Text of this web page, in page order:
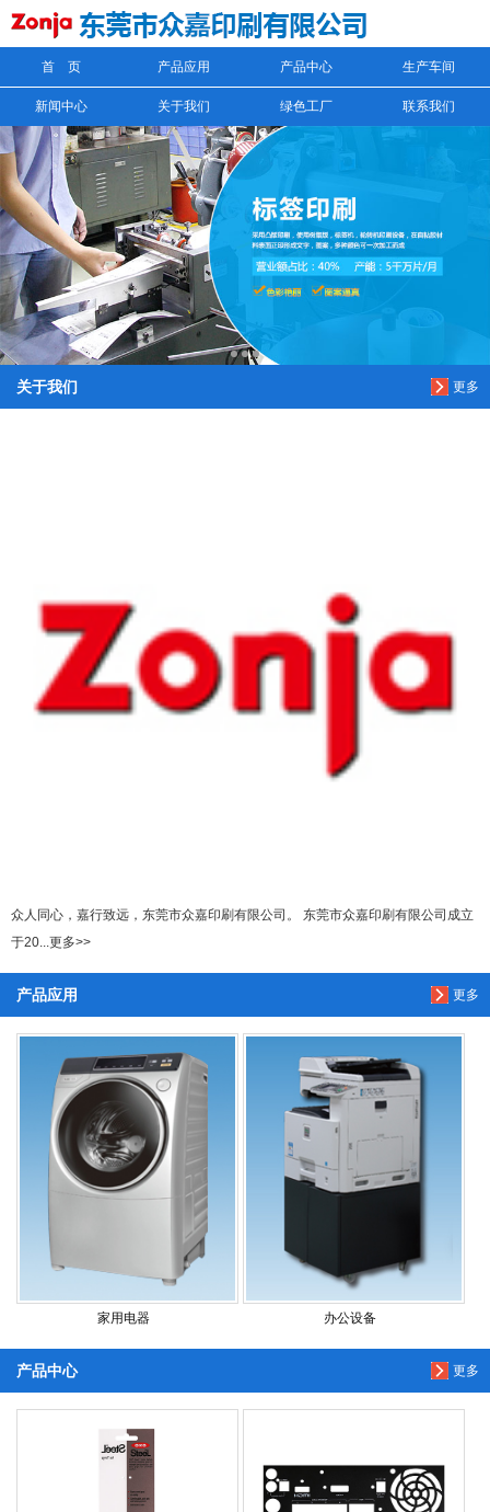
首 页 产品应用 产品中心 生产车间
新闻中心 关于我们 绿色工厂 联系我们
更多
关于我们
众人同心，嘉行致远，东莞市众嘉印刷有限公司。 东莞市众嘉印刷有限公司成立
于20...更多>>
更多
产品应用
家用电器 办公设备
更多
产品中心
信息搜索
搜索